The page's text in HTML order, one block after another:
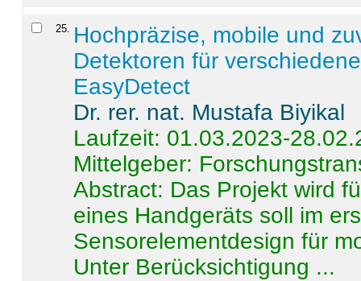
25. Hochpräzise, mobile und
Detektoren für
EasyDetect
Dr. rer. nat. Mustafa Biyikal
Laufzeit: 01.03.2023-
Mittelgeber:
Abstract: Das Projekt wird
eines Handgeräts soll im
Sensorelementdesign für
Unter Berücksichtigung ...